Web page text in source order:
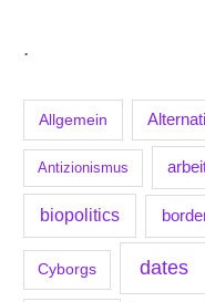
.
Allgemein
Antizionismus
biopolitics
Cyborgs dates